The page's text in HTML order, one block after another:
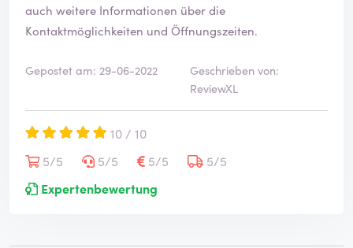
auch weitere Informationen über die
Kontaktmöglichkeiten und Öffnungszeiten.
Gepostet am: 29-06-2022
Geschrieben von:
ReviewXL
10 / 10
5/5
5/5 5/5
5/5
Expertenbewertung